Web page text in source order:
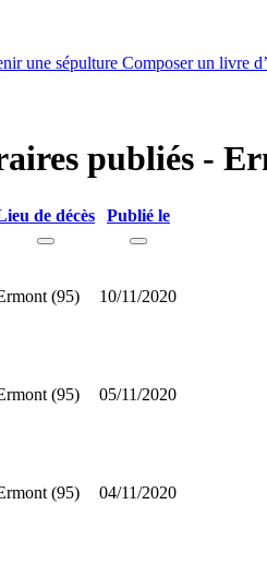
une sépulture Composer un livre
publiés -
de décès Publié le
(95) 10/11/2020
(95) 05/11/2020
(95) 04/11/2020